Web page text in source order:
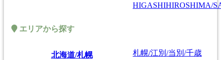
HIGASHIHIROSHIMA/
エリアから探す
北海道/札幌
札幌/江別/当別/千歳